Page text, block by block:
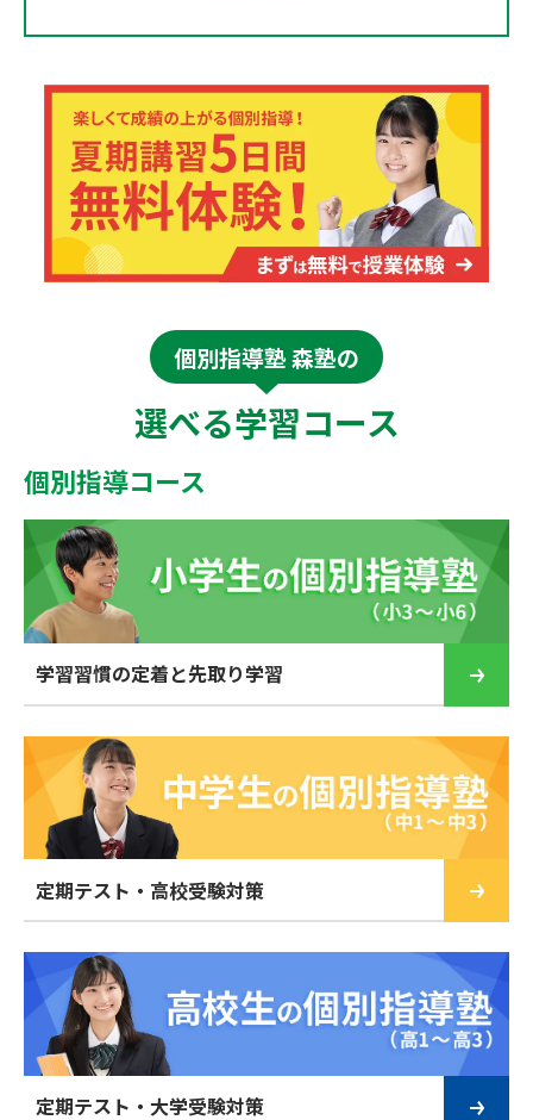
個別指導塾 森塾の
選べる学習コース
個別指導コース
学習習慣の定着と先取り学習
定期テスト・高校受験対策
定期テスト・大学受験対策